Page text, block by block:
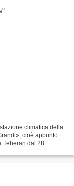
climatica della
cioè appunto
Teheran dal 28